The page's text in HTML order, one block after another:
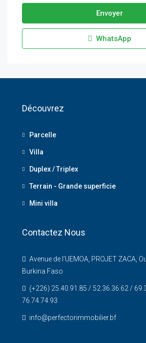
Envoyer
WhatsApp
Découvrez
Parcelle
Villa
Duplex / Triplex
Terrain - Grande superficie
Mini villa
Contactez Nous
Avenue de l’UEMOA, PROJET ZACA,
Burkina Faso
(+226) 25.40.91.85 / 52.36.36.62 /
76.74.74.93
info@perfectorimmobilier.bf